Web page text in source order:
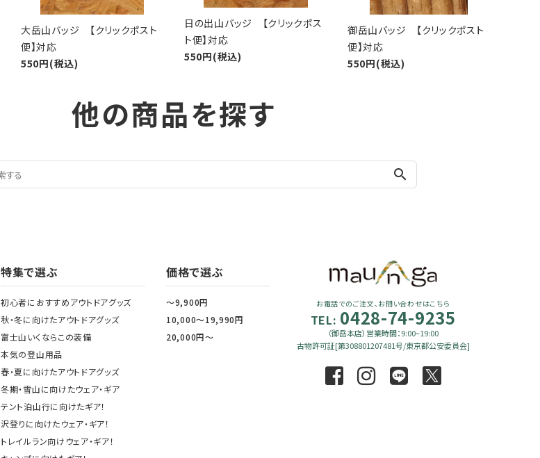
大岳山バッジ 【クリックポスト
便】対応
550円(税込)
日の出山バッジ 【クリックポス
ト便】対応
550円(税込)
御岳山バッジ 【クリックポスト
便】対応
550円(税込)
他の商品を探す
search
特集で選ぶ
初心者におすすめアウトドアグッズ
秋・冬に向けたアウトドアグッズ
富士山いくならこの装備
本気の登山用品
春・夏に向けたアウトドアグッズ
冬期・雪山に向けたウェア・ギア
テント泊山行に向けたギア！
沢登りに向けたウェア・ギア！
トレイルラン向けウェア・ギア！
価格で選ぶ
～9,900円
10,000～19,990円
20,000円～
お電話でのご注文、お問い合わせはこちら
TEL: 0428-74-9235
（御岳本店）営業時間：9:00~19:00
古物許可証[第308801207481号/東京都公安委員会]